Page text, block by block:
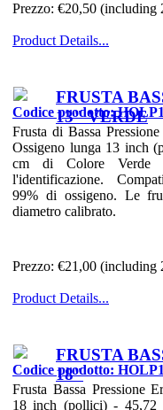
Prezzo: €20,50 (including
Product Details...
FRUSTA
13" VERDE
Codice prodotto:
Frusta di Bassa
Ossigeno lunga 13 inch
cm di Colore Verde
l'identificazione.
99% di ossigeno. Le
diametro calibrato.
Prezzo: €21,00 (including
Product Details...
FRUSTA
18"
Codice prodotto:
Frusta Bassa Pressione
18 inch (pollici) - 45,72